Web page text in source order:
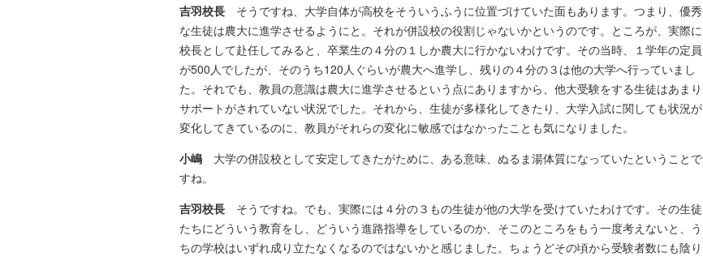
吉羽校長 そうですね、大学自体が高校をそういうふうに位置づけていた面もあります。つまり、優秀
な生徒は農大に進学させるようにと。それが併設校の役割じゃないかというのです。ところが、実際に
校長として赴任してみると、卒業生の４分の１しか農大に行かないわけです。その当時、１学年の定員
が500人でしたが、そのうち120人ぐらいが農大へ進学し、残りの４分の３は他の大学へ行っていまし
た。それでも、教員の意識は農大に進学させるという点にありますから、他大受験をする生徒はあまり
サポートがされていない状況でした。それから、生徒が多様化してきたり、大学入試に関しても状況が
変化してきているのに、教員がそれらの変化に敏感ではなかったことも気になりました。
小嶋 大学の併設校として安定してきたがために、ある意味、ぬるま湯体質になっていたということで
すね。
吉羽校長 そうですね。でも、実際には４分の３もの生徒が他の大学を受けていたわけです。その生徒
たちにどういう教育をし、どういう進路指導をしているのか、そこのところをもう一度考えないと、う
ちの学校はいずれ成り立たなくなるのではないかと感じました。ちょうどその頃から受験者数にも陰り